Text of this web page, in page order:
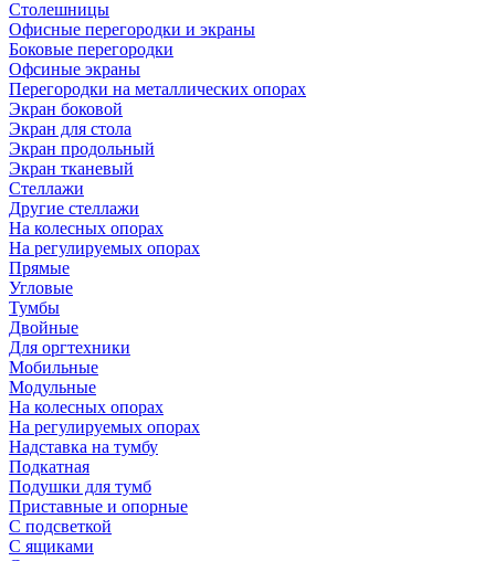
Столешницы
Офисные перегородки и экраны
Боковые перегородки
Офсиные экраны
Перегородки на металлических опорах
Экран боковой
Экран для стола
Экран продольный
Экран тканевый
Стеллажи
Другие стеллажи
На колесных опорах
На регулируемых опорах
Прямые
Угловые
Тумбы
Двойные
Для оргтехники
Мобильные
Модульные
На колесных опорах
На регулируемых опорах
Надставка на тумбу
Подкатная
Подушки для тумб
Приставные и опорные
С подсветкой
С ящиками